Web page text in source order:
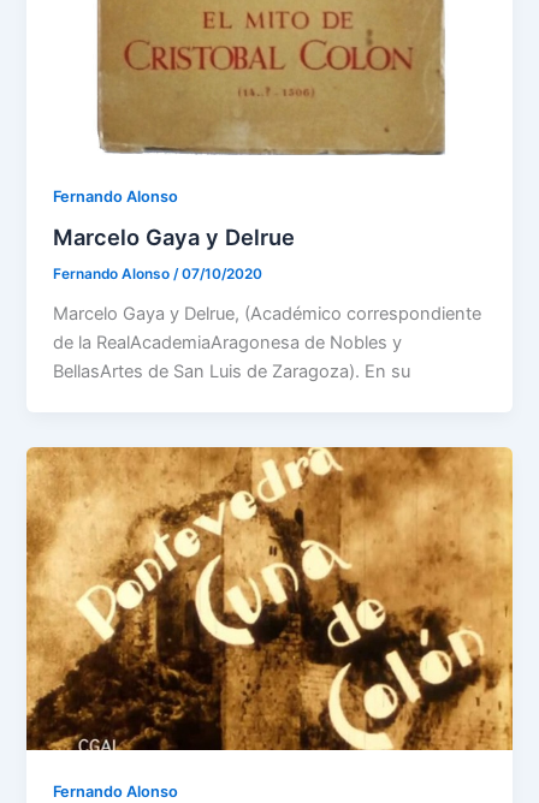
Fernando Alonso
Marcelo Gaya y Delrue
Fernando Alonso/07/10/2020
Marcelo Gaya y Delrue, (Académico correspondiente
de la RealAcademiaAragonesa de Nobles y
BellasArtes de San Luis de Zaragoza). En su
Fernando Alonso